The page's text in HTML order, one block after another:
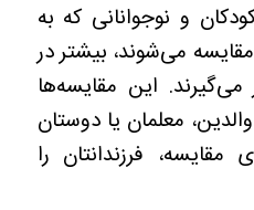
و نوجوانانی که به
می‌شوند، بیشتر در
این مقایسه‌ها
معلمان یا دوستان
فرزندانتان را